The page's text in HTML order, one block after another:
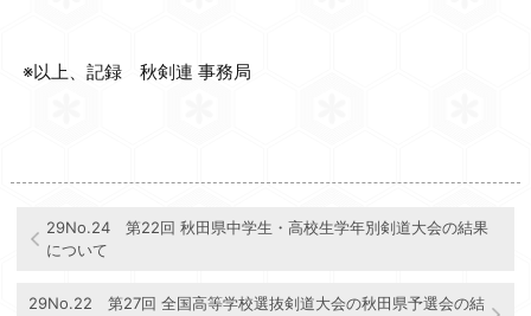
※以上、記録 秋剣連 事務局
29No.24 第22回 秋田県中学生・高校生学年別剣道大会の結果
について
29No.22 第27回 全国高等学校選抜剣道大会の秋田県予選会の結